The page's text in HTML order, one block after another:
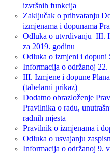
izvršnih funkcija
Zaključak o prihvatanju
izmjenama i dopunama
Odluka o utvrđivanju III.
za 2019. godinu
Odluka o izmjeni i dopuni
Informacija o održanoj
III. Izmjene i dopune
(tabelarni prikaz)
Dodatno obrazloženje
Pravilnika o radu,
radnih mjesta
Pravilnik o izmjenama i
Odluka o usvajanju
Informacija o održanoj 9.